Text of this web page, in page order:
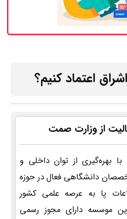
اعتماد کنیم؟
از وزارت صمت
بهره‌گیری از توان داخلی و
دانشگاهی فعال در حوزه
پا به عرصه علمی کشور
این موسسه دارای مجوز رسمی